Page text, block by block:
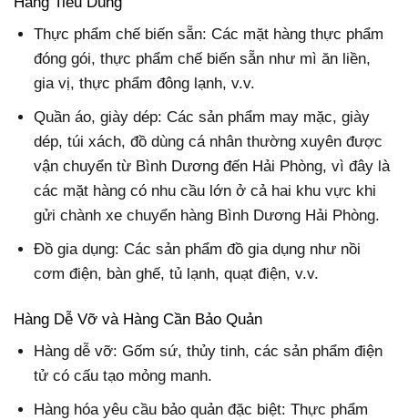
Thực phẩm chế biến sẵn: Các mặt hàng thực phẩm
đóng gói, thực phẩm chế biến sẵn như mì ăn liền,
gia vị, thực phẩm đông lạnh, v.v.
Quần áo, giày dép: Các sản phẩm may mặc, giày
dép, túi xách, đồ dùng cá nhân thường xuyên được
vận chuyển từ Bình Dương đến Hải Phòng, vì đây là
các mặt hàng có nhu cầu lớn ở cả hai khu vực khi
gửi chành xe chuyển hàng Bình Dương Hải Phòng.
Đồ gia dụng: Các sản phẩm đồ gia dụng như nồi
cơm điện, bàn ghế, tủ lạnh, quạt điện, v.v.
Hàng Dễ Vỡ và Hàng Cần Bảo Quản
Hàng dễ vỡ: Gốm sứ, thủy tinh, các sản phẩm điện
tử có cấu tạo mỏng manh.
Hàng hóa yêu cầu bảo quản đặc biệt: Thực phẩm